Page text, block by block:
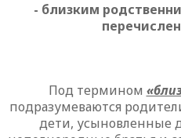
- близким
Под термином
подразумеваются
дети, усыновленные